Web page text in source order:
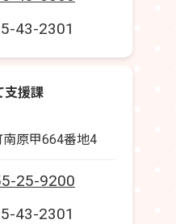
43-2301
援課
原甲664番地4
25-9200
43-2301